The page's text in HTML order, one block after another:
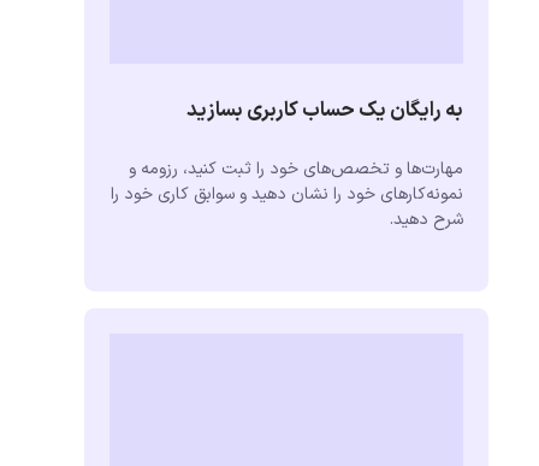
به رایگان یک حساب کاربری بسازید
مهارت‌ها و تخصص‌های خود را ثبت کنید، رزومه و
نمونه‌کارهای خود را نشان دهید و سوابق کاری خود را
شرح دهید.